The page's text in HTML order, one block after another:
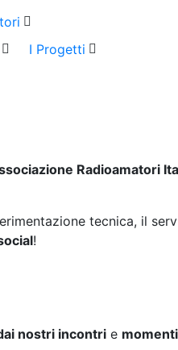
I Progetti
Radioamatori
tecnica, il
!
nostri incontri e momenti